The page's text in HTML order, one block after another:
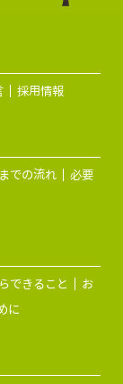
採用情報
での流れ
必要
できること
お
に